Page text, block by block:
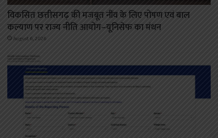
विकसित छत्तीसगढ़ की मजबूत नींव के लिए पोषण एवं बाल
कल्याण पर राज्य नीति आयोग–यूनिसेफ का मंथन
August 6, 2026